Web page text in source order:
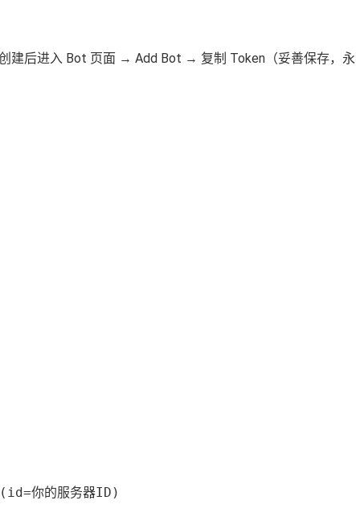
建后进入 Bot 页面 → Add Bot → 复制 Token（妥善保存，
你的服务器ID)